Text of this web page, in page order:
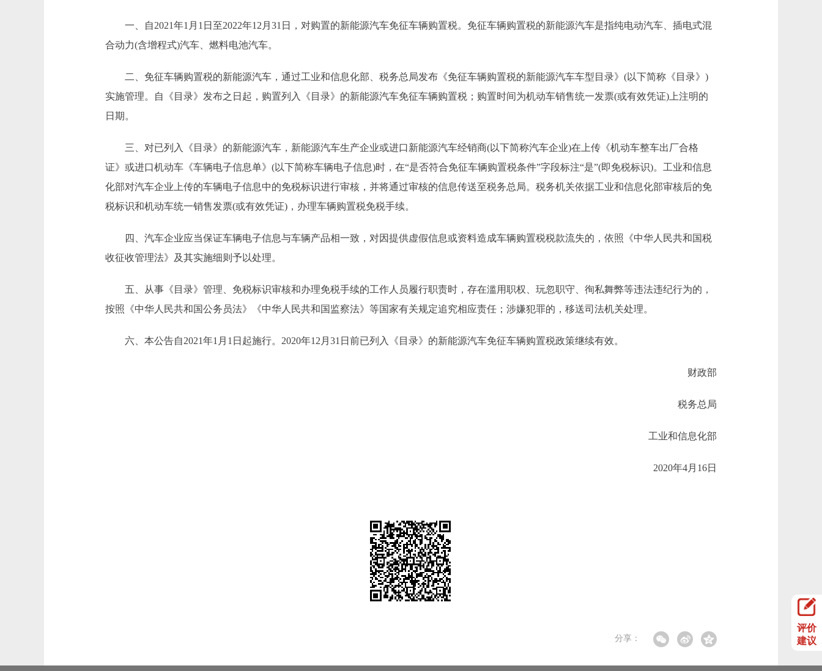
一、自2021年1月1日至2022年12月31日，对购置的新能源汽车免征车辆购置税。免征车辆购置税的新能源汽车是指纯电动汽车、插电式混
合动力(含增程式)汽车、燃料电池汽车。
二、免征车辆购置税的新能源汽车，通过工业和信息化部、税务总局发布《免征车辆购置税的新能源汽车车型目录》(以下简称《目录》)
实施管理。自《目录》发布之日起，购置列入《目录》的新能源汽车免征车辆购置税；购置时间为机动车销售统一发票(或有效凭证)上注明的
日期。
三、对已列入《目录》的新能源汽车，新能源汽车生产企业或进口新能源汽车经销商(以下简称汽车企业)在上传《机动车整车出厂合格
证》或进口机动车《车辆电子信息单》(以下简称车辆电子信息)时，在“是否符合免征车辆购置税条件”字段标注“是”(即免税标识)。工业和信息
化部对汽车企业上传的车辆电子信息中的免税标识进行审核，并将通过审核的信息传送至税务总局。税务机关依据工业和信息化部审核后的免
税标识和机动车统一销售发票(或有效凭证)，办理车辆购置税免税手续。
四、汽车企业应当保证车辆电子信息与车辆产品相一致，对因提供虚假信息或资料造成车辆购置税税款流失的，依照《中华人民共和国税
收征收管理法》及其实施细则予以处理。
五、从事《目录》管理、免税标识审核和办理免税手续的工作人员履行职责时，存在滥用职权、玩忽职守、徇私舞弊等违法违纪行为的，
按照《中华人民共和国公务员法》《中华人民共和国监察法》等国家有关规定追究相应责任；涉嫌犯罪的，移送司法机关处理。
六、本公告自2021年1月1日起施行。2020年12月31日前已列入《目录》的新能源汽车免征车辆购置税政策继续有效。
财政部
税务总局
工业和信息化部
2020年4月16日
分享：
评价
建议